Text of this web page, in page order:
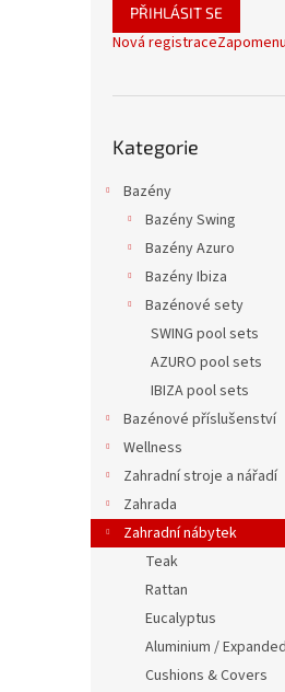
PŘIHLÁSIT SE
Nová registrace
kategorie
Kategorie
Bazény
Bazény Swing
Bazény Azuro
Bazény Ibiza
Bazénové sety
SWING pool sets
AZURO pool sets
IBIZA pool sets
Bazénové příslušenství
Wellness
Zahradní stroje a nářadí
Zahrada
Zahradní nábytek
Teak
Rattan
Eucalyptus
Aluminium /
Cushions & Covers